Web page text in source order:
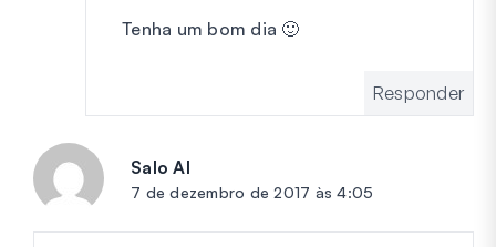
Tenha um bom dia 🙂
Responder
Salo Al
7 de dezembro de 2017 às 4:05